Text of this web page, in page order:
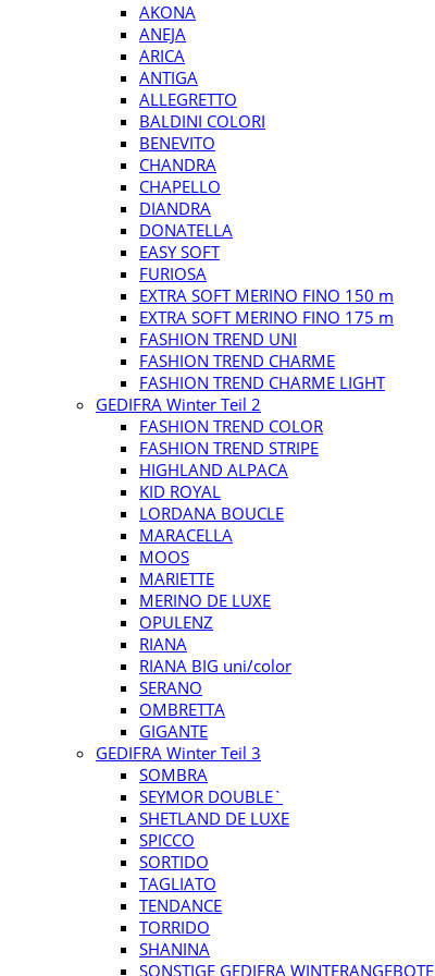
AKONA
ANEJA
ARICA
ANTIGA
ALLEGRETTO
BALDINI COLORI
BENEVITO
CHANDRA
CHAPELLO
DIANDRA
DONATELLA
EASY SOFT
FURIOSA
EXTRA SOFT MERINO FINO 150 m
EXTRA SOFT MERINO FINO 175 m
FASHION TREND UNI
FASHION TREND CHARME
FASHION TREND CHARME LIGHT
GEDIFRA Winter Teil 2
FASHION TREND COLOR
FASHION TREND STRIPE
HIGHLAND ALPACA
KID ROYAL
LORDANA BOUCLE
MARACELLA
MOOS
MARIETTE
MERINO DE LUXE
OPULENZ
RIANA
RIANA BIG uni/color
SERANO
OMBRETTA
GIGANTE
GEDIFRA Winter Teil 3
SOMBRA
SEYMOR DOUBLE`
SHETLAND DE LUXE
SPICCO
SORTIDO
TAGLIATO
TENDANCE
TORRIDO
SHANINA
SONSTIGE GEDIFRA WINTERANGEBOTE